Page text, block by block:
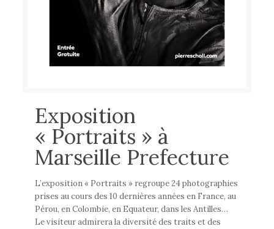
Exposition
« Portraits » à
Marseille Prefecture
L’exposition « Portraits » regroupe 24 photographies
prises au cours des 10 dernières années en France, au
Pérou, en Colombie, en Equateur, dans les Antilles…
Le visiteur admirera la diversité des traits et des